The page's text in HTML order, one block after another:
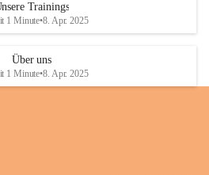
Trainings
1 Minute•8. Apr. 2025
Über uns
1 Minute•8. Apr. 2025